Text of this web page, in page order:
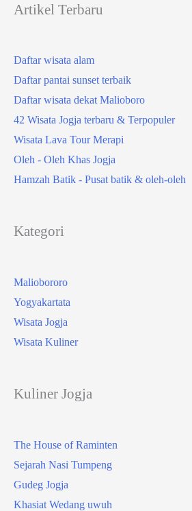
Artikel Terbaru
Daftar wisata alam
Daftar pantai sunset terbaik
Daftar wisata dekat Malioboro
42 Wisata Jogja terbaru & Terpopuler
Wisata Lava Tour Merapi
Oleh - Oleh Khas Jogja
Hamzah Batik - Pusat batik & oleh-oleh
Kategori
Maliobororo
Yogyakartata
Wisata Jogja
Wisata Kuliner
Kuliner Jogja
The House of Raminten
Sejarah Nasi Tumpeng
Gudeg Jogja
Khasiat Wedang uwuh